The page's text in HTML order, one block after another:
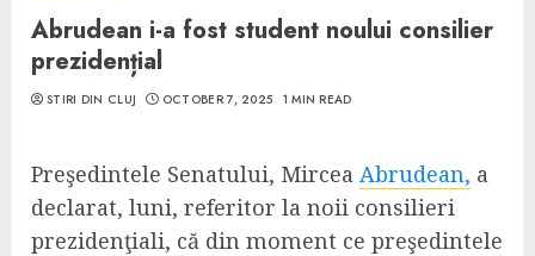
Abrudean i-a fost student noului consilier
prezidențial
STIRI DIN CLUJ OCTOBER 7, 2025 1 MIN READ
Preşedintele Senatului, Mircea Abrudean, a
declarat, luni, referitor la noii consilieri
prezidenţiali, că din moment ce preşedintele